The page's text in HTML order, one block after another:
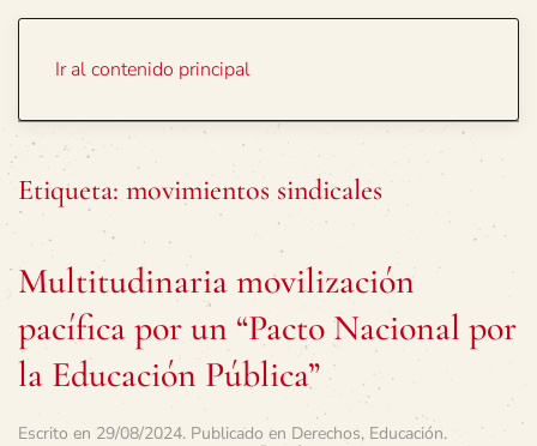
Ir al contenido principal
Etiqueta: movimientos sindicales
Multitudinaria movilización
pacífica por un “Pacto Nacional por
la Educación Pública”
Escrito en 29/08/2024. Publicado en Derechos, Educación.